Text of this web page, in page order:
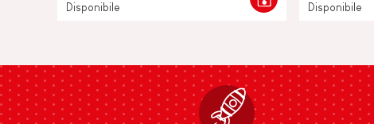
Disponibile Disponibile